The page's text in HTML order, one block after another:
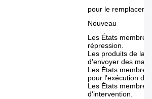
pour le
Nouveau
Les États
répression.
Les produits de la
d'envoyer des
Les États
pour l'exécution de
Les États
d'intervention.